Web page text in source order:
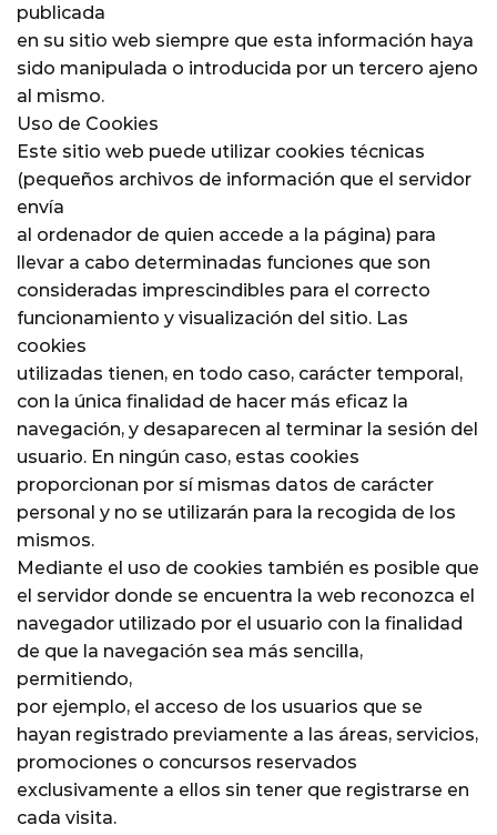
publicada
en su sitio web siempre que esta información haya
sido manipulada o introducida por un tercero ajeno
al mismo.
Uso de Cookies
Este sitio web puede utilizar cookies técnicas
(pequeños archivos de información que el servidor
envía
al ordenador de quien accede a la página) para
llevar a cabo determinadas funciones que son
consideradas imprescindibles para el correcto
funcionamiento y visualización del sitio. Las
cookies
utilizadas tienen, en todo caso, carácter temporal,
con la única finalidad de hacer más eficaz la
navegación, y desaparecen al terminar la sesión del
usuario. En ningún caso, estas cookies
proporcionan por sí mismas datos de carácter
personal y no se utilizarán para la recogida de los
mismos.
Mediante el uso de cookies también es posible que
el servidor donde se encuentra la web reconozca el
navegador utilizado por el usuario con la finalidad
de que la navegación sea más sencilla,
permitiendo,
por ejemplo, el acceso de los usuarios que se
hayan registrado previamente a las áreas, servicios,
promociones o concursos reservados
exclusivamente a ellos sin tener que registrarse en
cada visita.